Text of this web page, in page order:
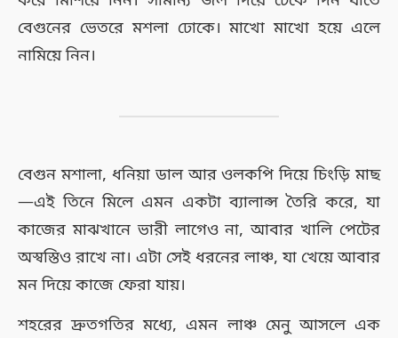
বেগুনের ভেতরে মশলা ঢোকে। মাখো মাখো হয়ে এলে
নামিয়ে নিন।
বেগুন মশালা, ধনিয়া ডাল আর ওলকপি দিয়ে চিংড়ি মাছ
—এই তিনে মিলে এমন একটা ব্যালান্স তৈরি করে, যা
কাজের মাঝখানে ভারী লাগেও না, আবার খালি পেটের
অস্বস্তিও রাখে না। এটা সেই ধরনের লাঞ্চ, যা খেয়ে আবার
মন দিয়ে কাজে ফেরা যায়।
শহরের দ্রুতগতির মধ্যে, এমন লাঞ্চ মেনু আসলে এক